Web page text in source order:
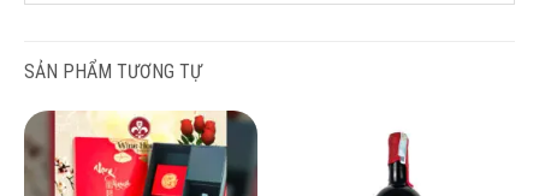
không thể thiếu món bánh trung thu – thức quà
giản dị mà rất đỗi thân quen của người Việt.
Hiểu được tâm ý của khách hàng,muốn cái mới cái
SẢN PHẨM TƯƠNG TỰ